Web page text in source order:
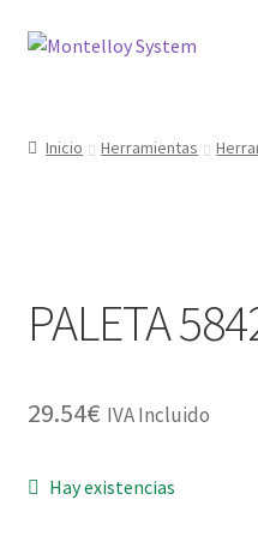
Ir
Ir
Maquinaria
Inicio Herramientas
PALETA
29.54€ IVA Incluido
Hay existencias